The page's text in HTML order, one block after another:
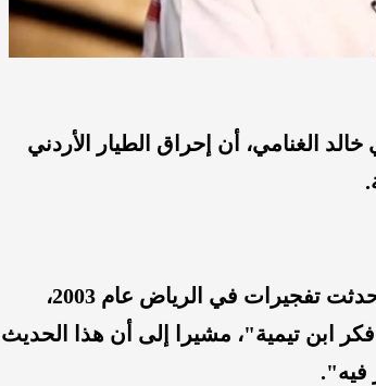
الغنامي، أن إحراق الطيار الأردني
وقال خلال لقاء له مع قناة "العربية" : "عندما حدثت تفجيرات في الرياض عام 2003،
ابن تيمية"، مشيرا إلى أن هذا الحديث
فيه".